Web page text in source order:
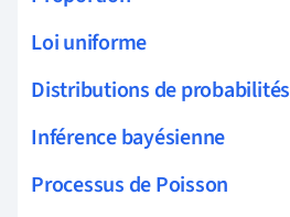
Loi uniforme
Distributions de probabilités
Inférence bayésienne
Processus de Poisson